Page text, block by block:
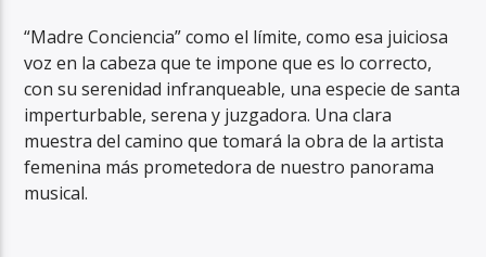
“Madre Conciencia” como el límite, como esa juiciosa
voz en la cabeza que te impone que es lo correcto,
con su serenidad infranqueable, una especie de santa
imperturbable, serena y juzgadora. Una clara
muestra del camino que tomará la obra de la artista
femenina más prometedora de nuestro panorama
musical.